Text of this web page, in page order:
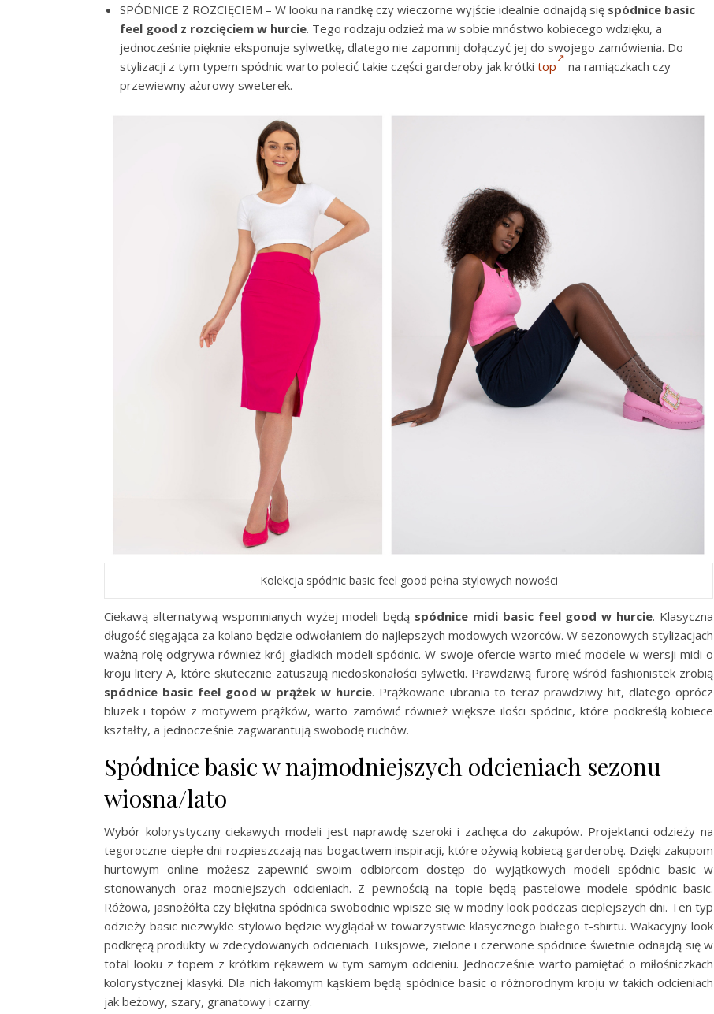
SPÓDNICE Z ROZCIĘCIEM – W looku na randkę czy wieczorne wyjście idealnie odnajdą się spódnice basic
feel good z rozcięciem w hurcie. Tego rodzaju odzież ma w sobie mnóstwo kobiecego wdzięku, a
jednocześnie pięknie eksponuje sylwetkę, dlatego nie zapomnij dołączyć jej do swojego zamówienia. Do
stylizacji z tym typem spódnic warto polecić takie części garderoby jak krótki top
na ramiączkach czy
przewiewny ażurowy sweterek.
Kolekcja spódnic basic feel good pełna stylowych nowości
Ciekawą alternatywą wspomnianych wyżej modeli będą spódnice midi basic feel good w hurcie. Klasyczna
długość sięgająca za kolano będzie odwołaniem do najlepszych modowych wzorców. W sezonowych stylizacjach
ważną rolę odgrywa również krój gładkich modeli spódnic. W swoje ofercie warto mieć modele w wersji midi o
kroju litery A, które skutecznie zatuszują niedoskonałości sylwetki. Prawdziwą furorę wśród fashionistek zrobią
spódnice basic feel good w prążek w hurcie. Prążkowane ubrania to teraz prawdziwy hit, dlatego oprócz
bluzek i topów z motywem prążków, warto zamówić również większe ilości spódnic, które podkreślą kobiece
kształty, a jednocześnie zagwarantują swobodę ruchów.
Spódnice basic w najmodniejszych odcieniach sezonu
wiosna/lato
Wybór kolorystyczny ciekawych modeli jest naprawdę szeroki i zachęca do zakupów. Projektanci odzieży na
tegoroczne ciepłe dni rozpieszczają nas bogactwem inspiracji, które ożywią kobiecą garderobę. Dzięki zakupom
hurtowym online możesz zapewnić swoim odbiorcom dostęp do wyjątkowych modeli spódnic basic w
stonowanych oraz mocniejszych odcieniach. Z pewnością na topie będą pastelowe modele spódnic basic.
Różowa, jasnożółta czy błękitna spódnica swobodnie wpisze się w modny look podczas cieplejszych dni. Ten typ
odzieży basic niezwykle stylowo będzie wyglądał w towarzystwie klasycznego białego t-shirtu. Wakacyjny look
podkręcą produkty w zdecydowanych odcieniach. Fuksjowe, zielone i czerwone spódnice świetnie odnajdą się w
total looku z topem z krótkim rękawem w tym samym odcieniu. Jednocześnie warto pamiętać o miłośniczkach
kolorystycznej klasyki. Dla nich łakomym kąskiem będą spódnice basic o różnorodnym kroju w takich odcieniach
jak beżowy, szary, granatowy i czarny.